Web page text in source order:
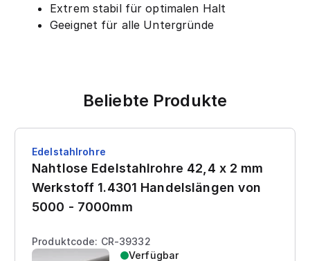
Extrem stabil für optimalen Halt
Geeignet für alle Untergründe
Beliebte Produkte
Edelstahlrohre
Nahtlose Edelstahlrohre 42,4 x 2 mm
Werkstoff 1.4301 Handelslängen von
5000 - 7000mm
Produktcode: CR-39332
Verfügbar